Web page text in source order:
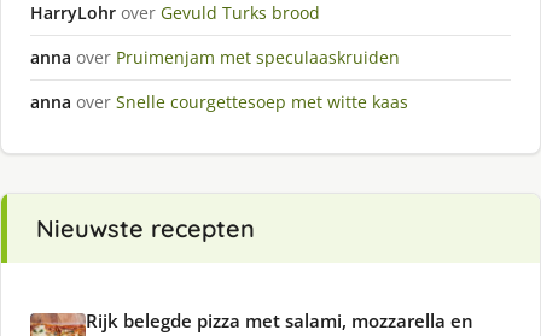
HarryLohr over Gevuld Turks brood
anna over Pruimenjam met speculaaskruiden
anna over Snelle courgettesoep met witte kaas
Nieuwste recepten
Rijk belegde pizza met salami, mozzarella en